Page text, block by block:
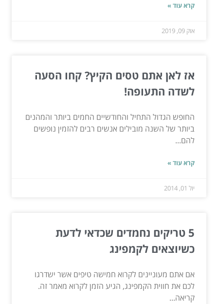
קרא עוד »
אוק 09, 2019
אז לאן אתם טסים הקיץ? קחו הסעה
לשדה התעופה!
החופש הגדול התחיל והחודשיים החמים ביותר והמהנים
ביותר של השנה מובילים אנשים רבים להזמין נופשים
להם...
קרא עוד »
יול 01, 2014
5 טריקים נחמדים שכדאי לדעת
כשיוצאים לקמפינג
אם אתם מעוניינים לקרוא חמישה טיפים אשר ישדרגו
לכם את חווית הקמפינג, הגיע הזמן לקרוא מאמר זה.
קריאה...